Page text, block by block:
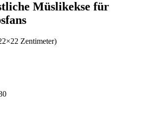
Müslikekse für
Zentimeter)